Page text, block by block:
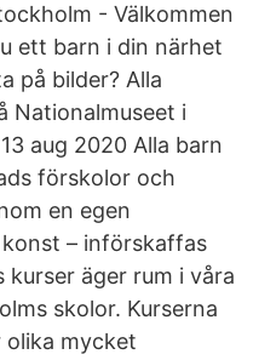
- Välkommen
ett barn i din närhet
på bilder? Alla
Nationalmuseet i
aug 2020 Alla barn
förskolor och
en egen
– införskaffas
kurser äger rum i våra
skolor. Kurserna
olika mycket